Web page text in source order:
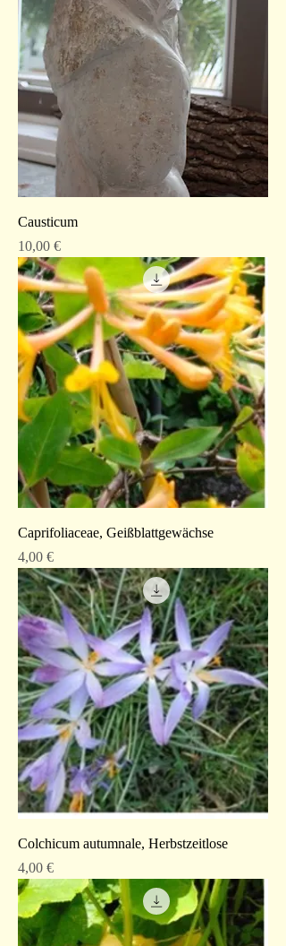
Causticum
Preis
10,00 €
Caprifoliaceae, Geißblattgewächse
Preis
4,00 €
Colchicum autumnale, Herbstzeitlose
Preis
4,00 €